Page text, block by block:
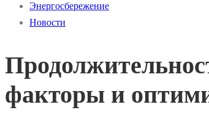
Энергосбережение
Новости
факторы и